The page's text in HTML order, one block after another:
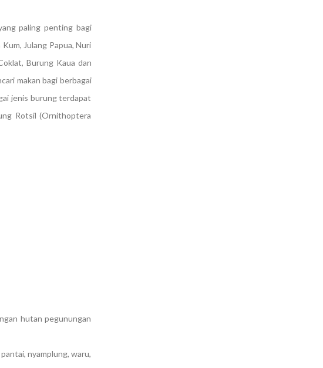
paling penting bagi
Julang Papua, Nuri
Burung Kaua dan
makan bagi berbagai
jenis burung terdapat
Rotsil (Ornithoptera
hutan pegunungan
nyamplung, waru,